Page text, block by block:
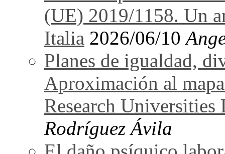
(UE) 2019/1158. Un
Italia 2026/06/10
Planes de igualdad,
Aproximación al
Research Universities
Rodríguez Ávila